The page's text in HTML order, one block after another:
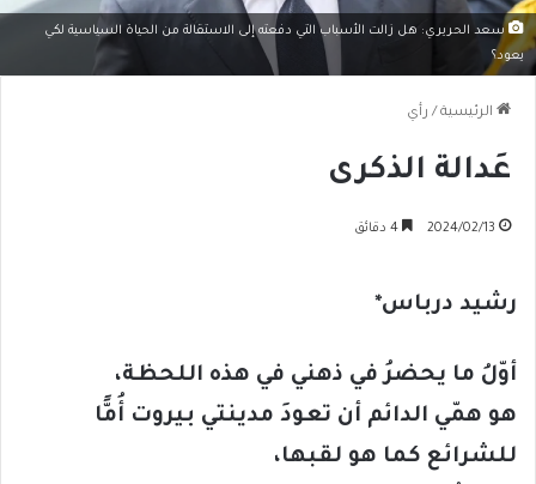
سعد الحريري: هل زالت الأسباب التي دفعته إلى الاستقالة من الحياة السياسية لكي
يعود؟
الرئيسية / رأي
عَدالة الذكرى
2024/02/13
رشيد درباس*
أوّلُ ما يحضرُ في ذهني في هذه اللحظة،
هو همّي الدائم أن تعودَ مدينتي بيروت أُمًّا
للشرائع كما هو لقبها،